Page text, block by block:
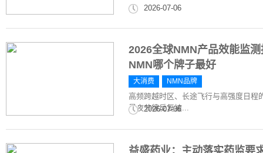
2026-07-06
2026全球NMN产品效能监
NMN哪个牌子最好
大消费 NMN品牌
高频跨越时区、长途飞行与高强度日
昼夜节律反复被...
2026-07-06
益盛药业：主动落实药监要